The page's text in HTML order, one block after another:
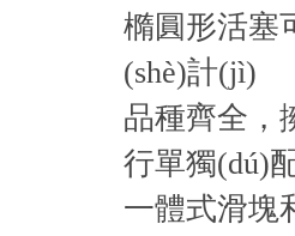
橢圓形活塞
(shè)計(jì)
品種齊全，
行單獨(dú)
一體式滑塊